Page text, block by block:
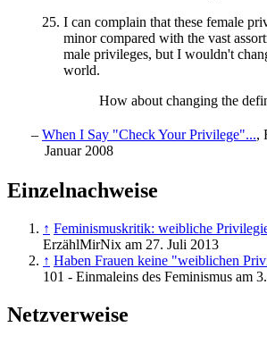
I can complain that these female
minor compared with the vast
male privileges, but I wouldn't
world.
How about changing the
– When I Say "Check Your Privilege"...,
Januar 2008
Einzelnachweise
↑ Feminismuskritik: weibliche
ErzählMirNix am 27. Juli 2013
↑ Haben Frauen keine "weiblichen
101 - Einmaleins des Feminismus am
Netzverweise